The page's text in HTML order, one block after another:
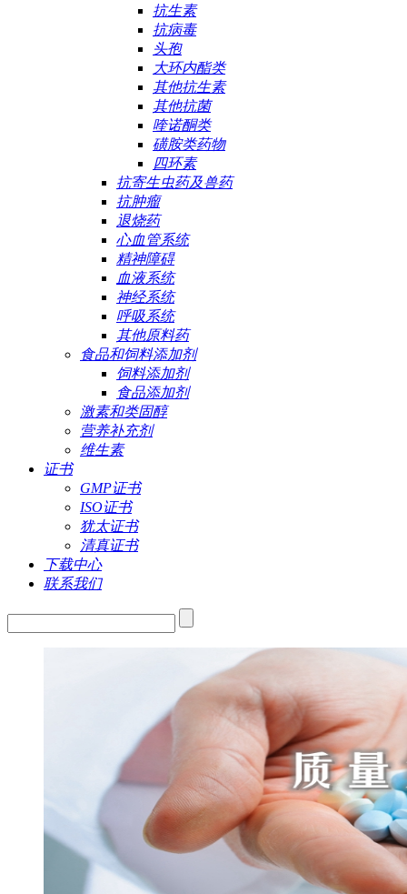
抗生素
抗病毒
头孢
大环内酯类
其他抗生素
其他抗菌
喹诺酮类
磺胺类药物
四环素
抗寄生虫药及兽药
抗肿瘤
退烧药
心血管系统
精神障碍
血液系统
神经系统
呼吸系统
其他原料药
食品和饲料添加剂
饲料添加剂
食品添加剂
激素和类固醇
营养补充剂
维生素
证书
GMP证书
ISO证书
犹太证书
清真证书
下载中心
联系我们